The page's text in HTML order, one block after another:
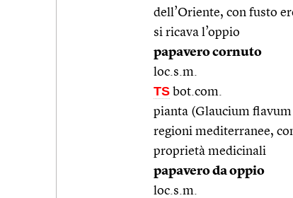
dell’Oriente, con fusto
si ricava l’oppio
papavero cornuto
loc.s.m.
TS bot.com.
pianta (Glaucium
regioni mediterranee,
proprietà medicinali
papavero da oppio
loc.s.m.